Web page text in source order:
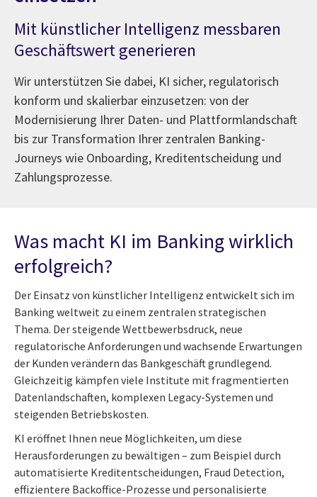
Mit künstlicher Intelligenz messbaren
Geschäftswert generieren
Wir unterstützen Sie dabei, KI sicher, regulatorisch
konform und skalierbar einzusetzen: von der
Modernisierung Ihrer Daten- und Plattformlandschaft
bis zur Transformation Ihrer zentralen Banking-
Journeys wie Onboarding, Kreditentscheidung und
Zahlungsprozesse.
Was macht KI im Banking wirklich
erfolgreich?
Der Einsatz von künstlicher Intelligenz entwickelt sich im
Banking weltweit zu einem zentralen strategischen
Thema. Der steigende Wettbewerbsdruck, neue
regulatorische Anforderungen und wachsende Erwartungen
der Kunden verändern das Bankgeschäft grundlegend.
Gleichzeitig kämpfen viele Institute mit fragmentierten
Datenlandschaften, komplexen Legacy-Systemen und
steigenden Betriebskosten.
KI eröffnet Ihnen neue Möglichkeiten, um diese
Herausforderungen zu bewältigen – zum Beispiel durch
automatisierte Kreditentscheidungen, Fraud Detection,
effizientere Backoffice-Prozesse und personalisierte